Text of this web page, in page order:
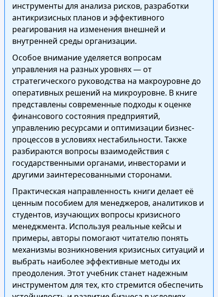
инструменты для анализа рисков, разработки
антикризисных планов и эффективного
реагирования на изменения внешней и
внутренней среды организации.
Особое внимание уделяется вопросам
управления на разных уровнях — от
стратегического руководства на макроуровне до
оперативных решений на микроуровне. В книге
представлены современные подходы к оценке
финансового состояния предприятий,
управлению ресурсами и оптимизации бизнес-
процессов в условиях нестабильности. Также
разбираются вопросы взаимодействия с
государственными органами, инвесторами и
другими заинтересованными сторонами.
Практическая направленность книги делает её
ценным пособием для менеджеров, аналитиков и
студентов, изучающих вопросы кризисного
менеджмента. Используя реальные кейсы и
примеры, авторы помогают читателю понять
механизмы возникновения кризисных ситуаций и
выбрать наиболее эффективные методы их
преодоления. Этот учебник станет надежным
инструментом для тех, кто стремится обеспечить